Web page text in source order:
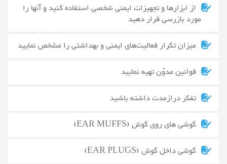
از ابزارها و تجهیزات ایمنی شخصی استفاده کنید و آنها را
مورد بازرسی قرار دهید
میزان تکرار فعالیت‌های ایمنی و بهداشتی را مشخص نمایید
قوانین مدوّن تهیه نمایید
تفکر درازمدت داشته باشید
گوشی های روی گوش (EAR MUFFS)
گوشی داخل گوش (EAR PLUGS)